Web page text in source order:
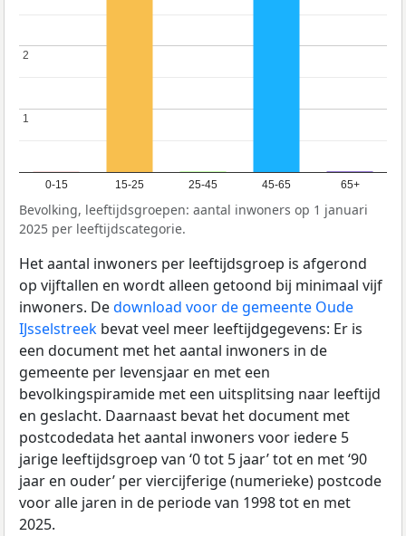
0-15 15-25 25-45 45-65 65+
1
1
2
2
Bevolking, leeftijdsgroepen: aantal inwoners op 1 januari
2025 per leeftijdscategorie.
Het aantal inwoners per leeftijdsgroep is afgerond
op vijftallen en wordt alleen getoond bij minimaal vijf
inwoners. Dedownload voor de gemeente Oude
IJsselstreek bevat veel meer leeftijdgegevens: Er is
een document met het aantal inwoners in de
gemeente per levensjaar en met een
bevolkingspiramide met een uitsplitsing naar leeftijd
en geslacht. Daarnaast bevat het document met
postcodedata het aantal inwoners voor iedere 5
jarige leeftijdsgroep van ‘0 tot 5 jaar’ tot en met ‘90
jaar en ouder’ per viercijferige (numerieke) postcode
voor alle jaren in de periode van 1998 tot en met
2025.